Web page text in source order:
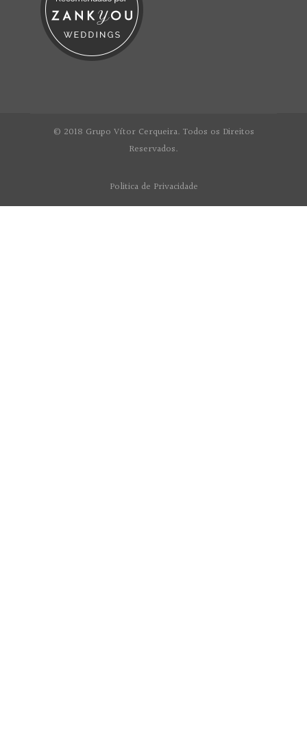
© 2018 Grupo Vítor Cerqueira. Todos os Direitos
Reservados.
Politica de Privacidade